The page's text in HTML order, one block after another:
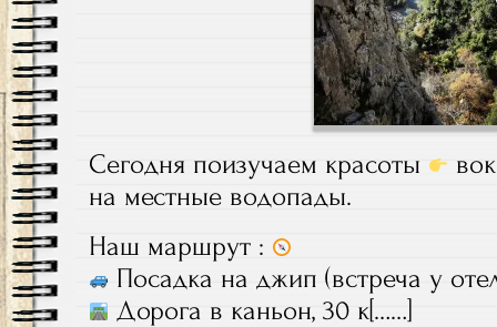
Сегодня поизучаем красоты
на местные водопады.
Наш маршрут :
Посадка на джип (встреча у
Дорога в каньон, 30 к[……]